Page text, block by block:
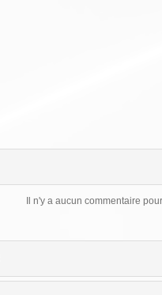
Il n'y a aucun commentaire